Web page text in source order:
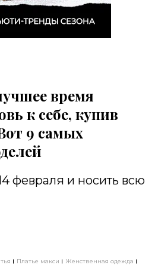
время
к себе, купив
9 самых
февраля и носить всю
Платье макси
Женственная одежда